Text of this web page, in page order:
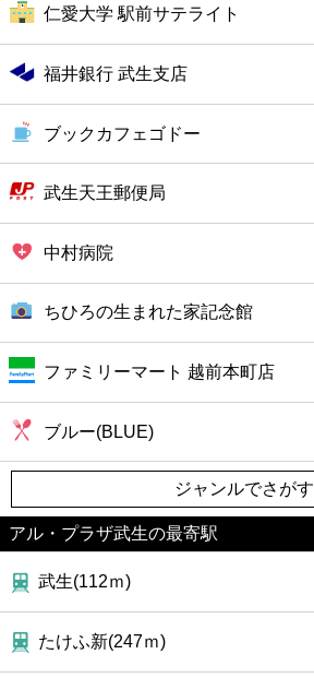
銀行
公共
仁愛大学 駅前サテライト
福井銀行 武生支店
ブックカフェゴドー
武生天王郵便局
中村病院
ちひろの生まれた家記念館
ファミリーマート 越前本町店
ブルー(BLUE)
ジャンルでさがす
アル・プラザ武生の最寄駅
武生(112ｍ)
たけふ新(247ｍ)